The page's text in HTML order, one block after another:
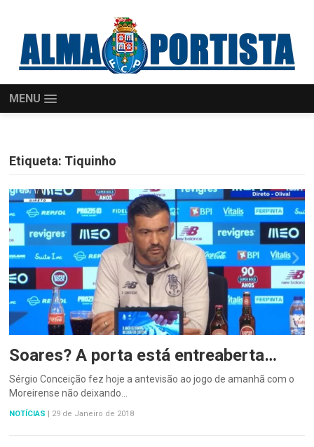
MENU
Etiqueta: Tiquinho
Soares? A porta está entreaberta…
Sérgio Conceição fez hoje a antevisão ao jogo de amanhã com o
Moreirense não deixando…
NOTÍCIAS 29 de Janeiro de 2018